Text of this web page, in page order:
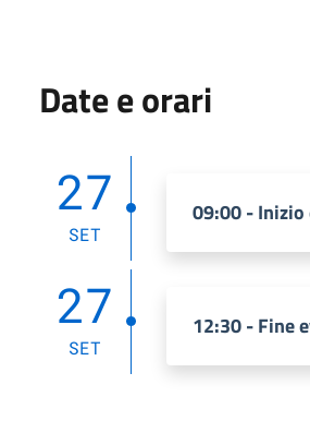
Date e orari
27
SET
09:00 - Inizio
27
SET
12:30 - Fine